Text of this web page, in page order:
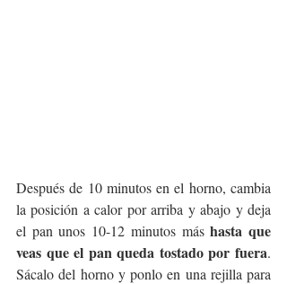
Después de 10 minutos en el horno, cambia
la posición a calor por arriba y abajo y deja
el pan unos 10-12 minutos más hasta que
veas que el pan queda tostado por fuera.
Sácalo del horno y ponlo en una rejilla para